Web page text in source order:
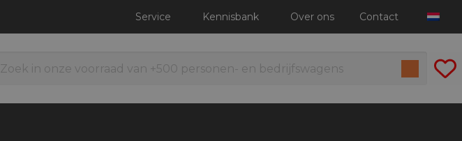
Service Kennisbank Over ons Contact